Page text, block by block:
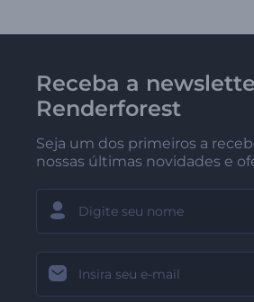
Receba a
Renderforest
Seja um dos primeiros a
nossas últimas novidades e